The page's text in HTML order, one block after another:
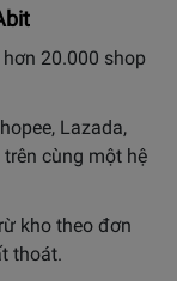
20.000 shop
Lazada,
cùng một hệ
kho theo đơn
thoát.